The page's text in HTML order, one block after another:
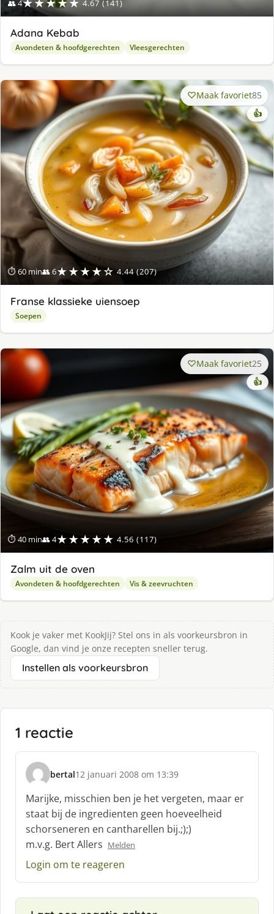
👥 4★★★★★ 4.67 (141)
Adana Kebab
Avondeten & hoofdgerechten Vleesgerechten
⏱ 60 min👥 6★★★★☆ 4.44 (207)
Maak favoriet85
👍
Franse klassieke uiensoep
Soepen
⏱ 40 min👥 4★★★★★ 4.56 (117)
Maak favoriet25
👍
Zalm uit de oven
Avondeten & hoofdgerechten Vis & zeevruchten
Kook je vaker met KookJij? Stel ons in als voorkeursbron in
Google, dan vind je onze recepten sneller terug.
Instellen als voorkeursbron
1 reactie
bertal
s
c
h
r
e
e
:
12 januari 2008 om 13:39
Marijke, misschien ben je het vergeten, maar er
staat bij de ingredienten geen hoeveelheid
schorseneren en cantharellen bij.;);)
m.v.g. Bert Allers Melden
Login om te reageren